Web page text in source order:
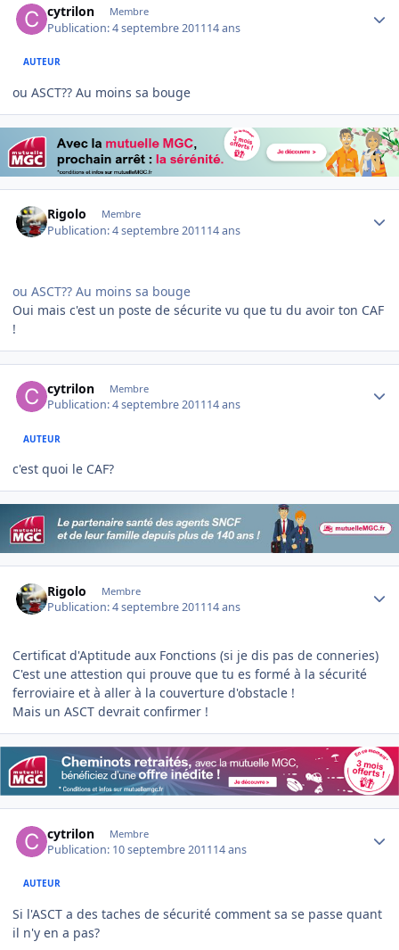
cytrilon Membre
Publication:4 septembre 201114 ans
AUTEUR
ou ASCT?? Au moins sa bouge
Rigolo Membre
Publication:4 septembre 201114 ans
ou ASCT?? Au moins sa bouge
Oui mais c'est un poste de sécurite vu que tu du avoir ton CAF
!
cytrilon Membre
Publication:4 septembre 201114 ans
AUTEUR
c'est quoi le CAF?
Rigolo Membre
Publication:4 septembre 201114 ans
Certificat d'Aptitude aux Fonctions (si je dis pas de conneries)
C'est une attestion qui prouve que tu es formé à la sécurité
ferroviaire et à aller à la couverture d'obstacle !
Mais un ASCT devrait confirmer !
cytrilon Membre
Publication: 10 septembre 201114 ans
AUTEUR
Si l'ASCT a des taches de sécurité comment sa se passe quant
il n'y en a pas?